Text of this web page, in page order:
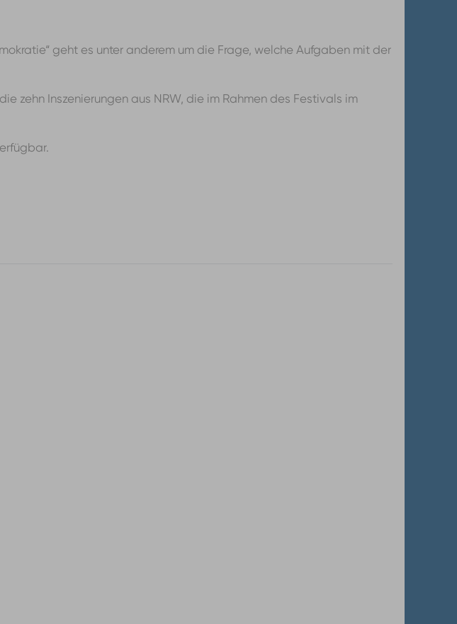
geht es unter anderem um die Frage, welche Aufgaben mit der
zehn Inszenierungen aus NRW, die im Rahmen des Festivals im